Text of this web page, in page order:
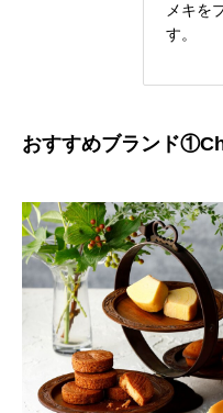
メキを
す。
おすすめブランド